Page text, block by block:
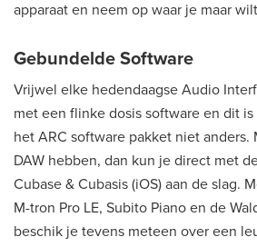
apparaat en neem op waar je maar
Gebundelde Software
Vrijwel elke hedendaagse Audio
met een flinke dosis software en dit
het ARC software pakket niet anders.
DAW hebben, dan kun je direct met
Cubase & Cubasis (iOS) aan de slag.
M-tron Pro LE, Subito Piano en de
beschik je tevens meteen over een